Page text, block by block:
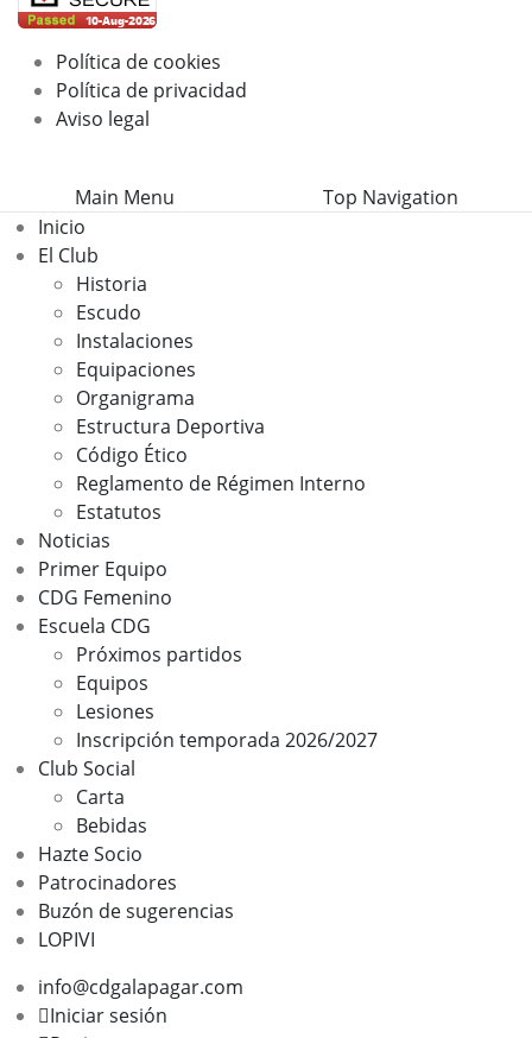
Política de cookies
Política de privacidad
Aviso legal
Main Menu
Top Navigation
Inicio
El Club
Historia
Escudo
Instalaciones
Equipaciones
Organigrama
Estructura Deportiva
Código Ético
Reglamento de Régimen Interno
Estatutos
Noticias
Primer Equipo
CDG Femenino
Escuela CDG
Próximos partidos
Equipos
Lesiones
Inscripción temporada 2026/2027
Club Social
Carta
Bebidas
Hazte Socio
Patrocinadores
Buzón de sugerencias
LOPIVI
info@cdgalapagar.com
Iniciar sesión